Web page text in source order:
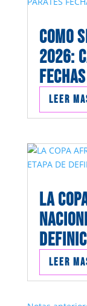
COMO
2026:
Leer
LA
Leer